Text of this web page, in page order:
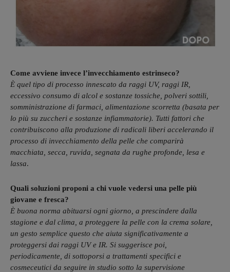
Come avviene invece l’invecchiamento estrinseco?
È quel tipo di processo innescato da raggi UV, raggi IR,
eccessivo consumo di alcol e sostanze tossiche, polveri sottili,
somministrazione di farmaci, alimentazione scorretta (basata per
lo più su zuccheri e sostanze infiammatorie). Tutti fattori che
contribuiscono alla produzione di radicali liberi accelerando il
processo di invecchiamento della pelle che comparirà
macchiata, secca, ruvida, segnata da rughe profonde, lesa e
lassa.
Quali soluzioni proponi a chi vuole vedersi una pelle più
giovane e fresca?
È buona norma abituarsi ogni giorno, a prescindere dalla
stagione e dal clima, a proteggere la pelle con la crema solare,
un gesto semplice questo che aiuta significativamente a
proteggersi dai raggi UV e IR. Si suggerisce poi,
periodicamente, di sottoporsi a trattamenti specifici e
cosmeceutici da seguire in studio sotto la supervisione